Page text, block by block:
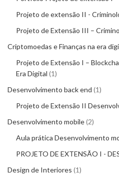
Projeto de extensão II -
Projeto de Extensão III –
Criptomoedas e Finanças na era
Projeto de Extensão I –
Era Digital 1
Desenvolvimento back end 1
Projeto de Extensão II
Desenvolvimento mobile 2
Aula prática Desenvolvimento
PROJETO DE EXTENSÃO I -
Design de Interiores 1